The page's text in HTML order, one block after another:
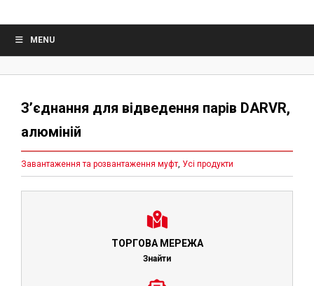
MENU
З’єднання для відведення парів DARVR,
алюміній
Завантаження та розвантаження муфт, Усі продукти
ТОРГОВА МЕРЕЖА
Знайти